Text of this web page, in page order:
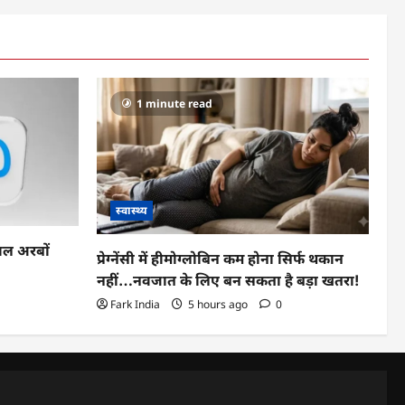
अरबों
1 minute read
स्वास्थ्य
प्रेग्नेंसी में हीमोग्लोबिन कम होना सिर्फ थकान
नहीं…नवजात के लिए बन सकता है बड़ा खतरा!
Fark India 5 hours ago 0